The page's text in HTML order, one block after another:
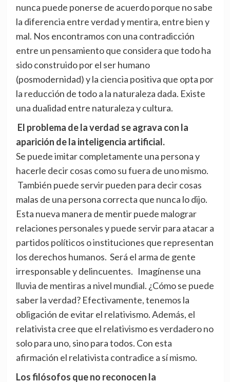
nunca puede ponerse de acuerdo porque no sabe
la diferencia entre verdad y mentira, entre bien y
mal. Nos encontramos con una contradicción
entre un pensamiento que considera que todo ha
sido construido por el ser humano
(posmodernidad) y la ciencia positiva que opta por
la reducción de todo a la naturaleza dada. Existe
una dualidad entre naturaleza y cultura.
El problema de la verdad se agrava con la
aparición de la inteligencia artificial.
Se puede imitar completamente una persona y
hacerle decir cosas como su fuera de uno mismo.
También puede servir pueden para decir cosas
malas de una persona correcta que nunca lo dijo.
Esta nueva manera de mentir puede malograr
relaciones personales y puede servir para atacar a
partidos políticos o instituciones que representan
los derechos humanos. Será el arma de gente
irresponsable y delincuentes. Imagínense una
lluvia de mentiras a nivel mundial. ¿Cómo se puede
saber la verdad? Efectivamente, tenemos la
obligación de evitar el relativismo. Además, el
relativista cree que el relativismo es verdadero no
solo para uno, sino para todos. Con esta
afirmación el relativista contradice a sí mismo.
Los filósofos que no reconocen la